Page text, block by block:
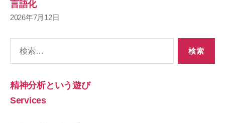
言語化
2026年7月12日
象:
精神分析という遊び
Services